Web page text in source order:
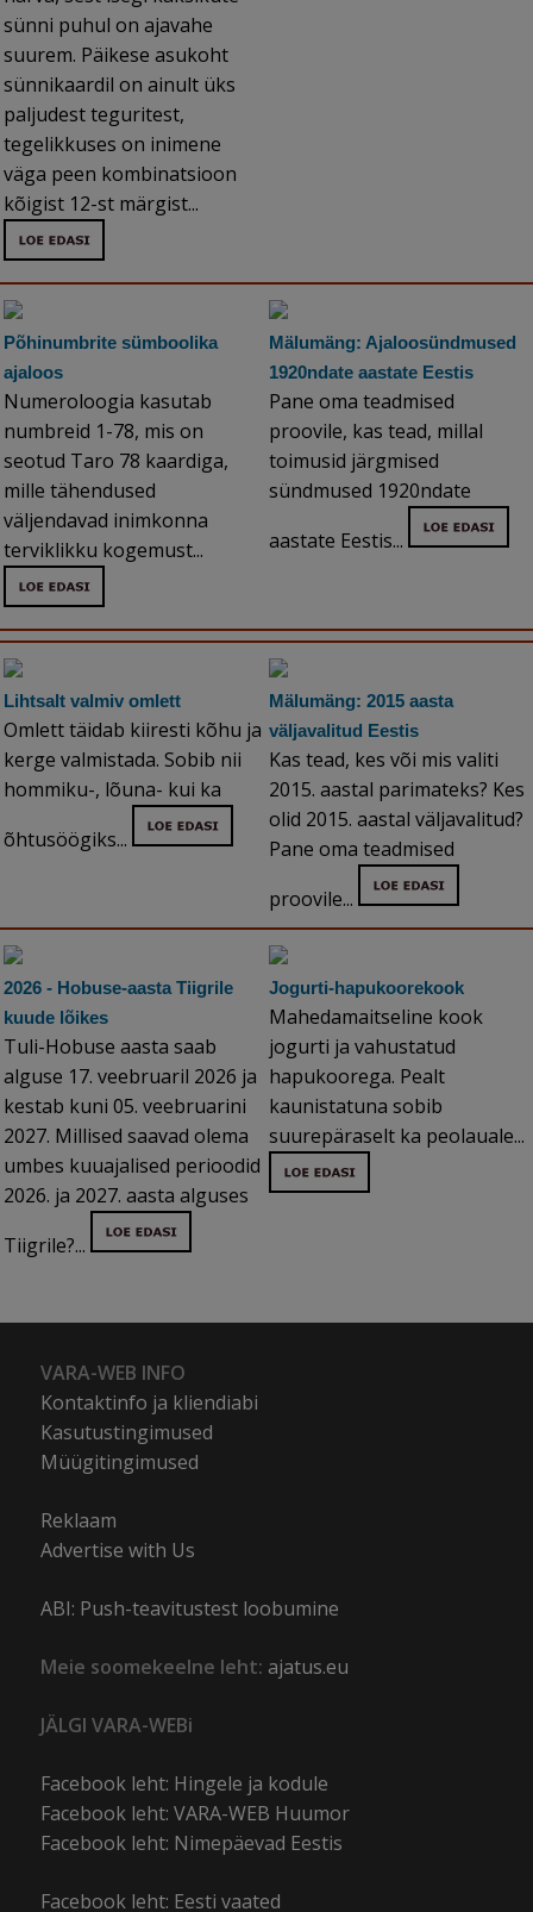
sünni puhul on ajavahe
suurem. Päikese asukoht
sünnikaardil on ainult üks
paljudest teguritest,
tegelikkuses on inimene
väga peen kombinatsioon
kõigist 12-st märgist...
Põhinumbrite sümboolika
ajaloos
Numeroloogia kasutab
numbreid 1-78, mis on
seotud Taro 78 kaardiga,
mille tähendused
väljendavad inimkonna
terviklikku kogemust...
Mälumäng: Ajaloosündmused
1920ndate aastate Eestis
Pane oma teadmised
proovile, kas tead, millal
toimusid järgmised
sündmused 1920ndate
aastate Eestis...
Lihtsalt valmiv omlett
Omlett täidab kiiresti kõhu ja
kerge valmistada. Sobib nii
hommiku-, lõuna- kui ka
õhtusöögiks...
Mälumäng: 2015 aasta
väljavalitud Eestis
Kas tead, kes või mis valiti
2015. aastal parimateks? Kes
olid 2015. aastal väljavalitud?
Pane oma teadmised
proovile...
2026 - Hobuse-aasta Tiigrile
kuude lõikes
Tuli-Hobuse aasta saab
alguse 17. veebruaril 2026 ja
kestab kuni 05. veebruarini
2027. Millised saavad olema
umbes kuuajalised perioodid
2026. ja 2027. aasta alguses
Tiigrile?...
Jogurti-hapukoorekook
Mahedamaitseline kook
jogurti ja vahustatud
hapukoorega. Pealt
kaunistatuna sobib
suurepäraselt ka peolauale...
VARA-WEB INFO
Kontaktinfo ja kliendiabi
Kasutustingimused
Müügitingimused
Reklaam
Advertise with Us
ABI: Push-teavitustest loobumine
Meie soomekeelne leht: ajatus.eu
JÄLGI VARA-WEBi
Facebook leht: Hingele ja kodule
Facebook leht: VARA-WEB Huumor
Facebook leht: Nimepäevad Eestis
Facebook leht: Eesti vaated